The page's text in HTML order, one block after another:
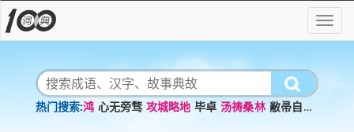
鸿 心无旁骛 攻城略地 毕卓 汤祷桑林 敝帚自珍